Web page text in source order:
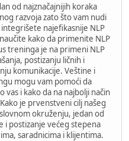
od najznačajnijih koraka
razvoja zato što vam nudi
najefikasnije NLP
kako da primenite NLP
treninga je na primeni NLP
postizanju ličnih i
komunikacije. Veštine i
mogu vam pomoći da
i kako da na najbolji način
je prvenstveni cilj našeg
okruženju, jedan od
i postizanje većeg stepena
saradnicima i klijentima.